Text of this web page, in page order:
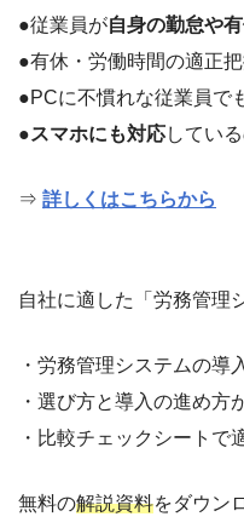
●従業員が自身の勤怠や
●有休・労働時間の適正
●PCに不慣れな従業員で
●スマホにも対応してい
⇒ 詳しくはこちらから
自社に適した「労務管理
・労務管理システムの導
・選び方と導入の進め方
・比較チェックシートで
無料の解説資料をダウン